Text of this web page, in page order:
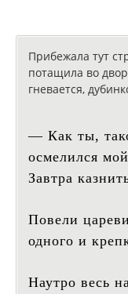
Прибежала тут
потащила во
гневается,
— Как ты,
осмелился
Завтра
Повели
одного и
Наутро весь